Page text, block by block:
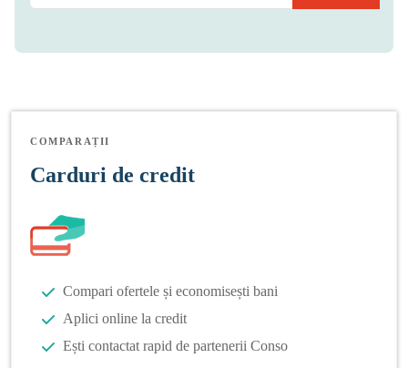
COMPARAȚII
Carduri de credit
Compari ofertele și economisești bani
Aplici online la credit
Ești contactat rapid de partenerii Conso